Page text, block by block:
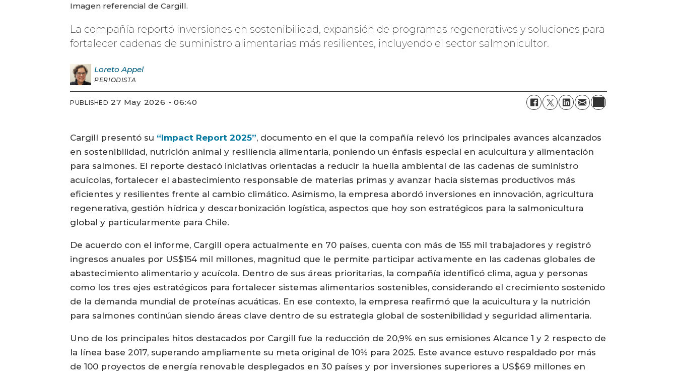
Imagen referencial de Cargill.
La compañía reportó inversiones en sostenibilidad, expansión de programas regenerativos y soluciones para
fortalecer cadenas de suministro alimentarias más resilientes, incluyendo el sector salmonicultor.
Loreto Appel
PERIODISTA
PUBLISHED 27 May 2026 - 06:40
Cargill presentó su “Impact Report 2025”, documento en el que la compañía relevó los principales avances alcanzados
en sostenibilidad, nutrición animal y resiliencia alimentaria, poniendo un énfasis especial en acuicultura y alimentación
para salmones. El reporte destacó iniciativas orientadas a reducir la huella ambiental de las cadenas de suministro
acuícolas, fortalecer el abastecimiento responsable de materias primas y avanzar hacia sistemas productivos más
eficientes y resilientes frente al cambio climático. Asimismo, la empresa abordó inversiones en innovación, agricultura
regenerativa, gestión hídrica y descarbonización logística, aspectos que hoy son estratégicos para la salmonicultura
global y particularmente para Chile.
De acuerdo con el informe, Cargill opera actualmente en 70 países, cuenta con más de 155 mil trabajadores y registró
ingresos anuales por US$154 mil millones, magnitud que le permite participar activamente en las cadenas globales de
abastecimiento alimentario y acuícola. Dentro de sus áreas prioritarias, la compañía identificó clima, agua y personas
como los tres ejes estratégicos para fortalecer sistemas alimentarios sostenibles, considerando el crecimiento sostenido
de la demanda mundial de proteínas acuáticas. En ese contexto, la empresa reafirmó que la acuicultura y la nutrición
para salmones continúan siendo áreas clave dentro de su estrategia global de sostenibilidad y seguridad alimentaria.
Uno de los principales hitos destacados por Cargill fue la reducción de 20,9% en sus emisiones Alcance 1 y 2 respecto de
la línea base 2017, superando ampliamente su meta original de 10% para 2025. Este avance estuvo respaldado por más
de 100 proyectos de energía renovable desplegados en 30 países y por inversiones superiores a US$69 millones en